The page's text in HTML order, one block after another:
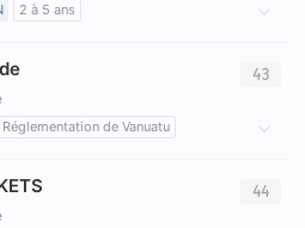
2 à 5 ans
MT5
Réglementation de Vanuatu
offshore
43
44